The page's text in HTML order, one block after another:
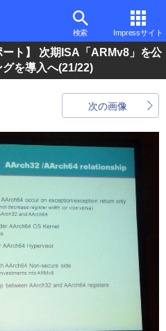
検索 Impressサイト
ート】 次期ISA「ARMv8」を公
を導入へ(21/22)
次の画像